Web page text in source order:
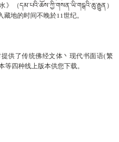
（དམ་པའི་ཆོས་ཀྱི་གསན་ཡི་གངྒའི་ཆུ་རྒྱུན）
地的时间不晚於11世纪。
供了传统佛经文体丶现代书面语(繁
四种线上版本供您下载。